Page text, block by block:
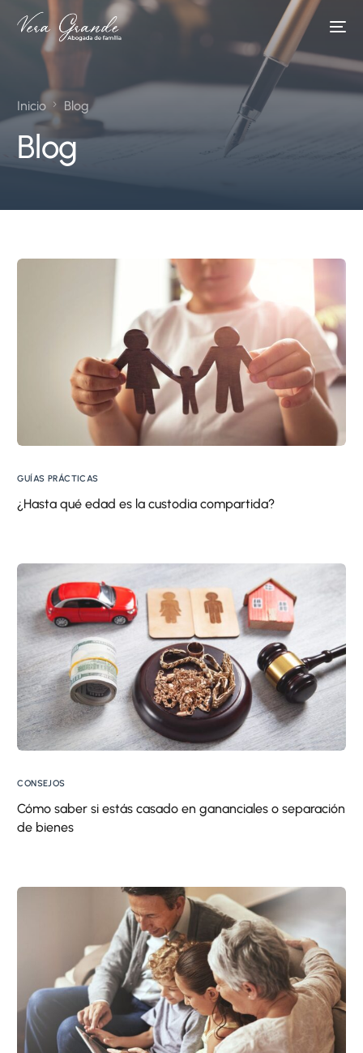
Inicio Blog
Blog
GUÍAS PRÁCTICAS
¿Hasta qué edad es la custodia compartida?
CONSEJOS
Cómo saber si estás casado en gananciales o separación
de bienes